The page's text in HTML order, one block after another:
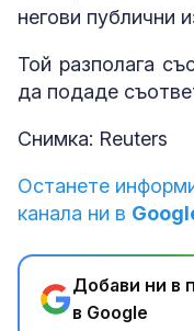
негови публични
Той разполага
да подаде
Снимка: Reuters
Останете
канала ни в
Добави ни в
в Google